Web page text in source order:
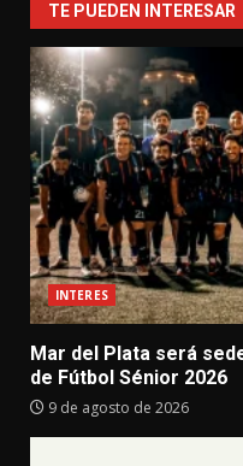
TE PUEDEN INTERESAR
INTERES
Mar del Plata será
de Fútbol Sénior 2026
9 de agosto de 2026